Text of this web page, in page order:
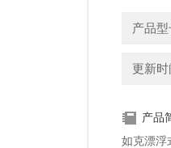
产品
更新
产品
如克漂浮式曝气